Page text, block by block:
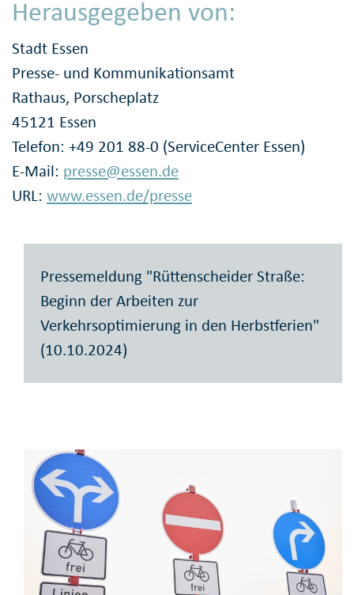
Herausgegeben von:
Stadt Essen
Presse- und Kommunikationsamt
Rathaus, Porscheplatz
45121 Essen
Telefon: +49 201 88-0 (ServiceCenter Essen)
E-Mail: presse@essen.de
URL: www.essen.de/presse
Pressemeldung "Rüttenscheider Straße:
Beginn der Arbeiten zur
Verkehrsoptimierung in den Herbstferien"
(10.10.2024)